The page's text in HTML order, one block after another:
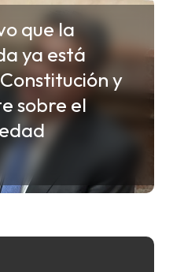
que la
ya está
y
sobre el